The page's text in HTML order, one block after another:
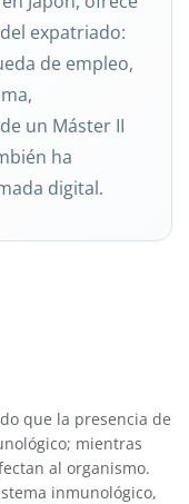
expatriado:
de empleo,
un Máster II
ha
digital.
que la presencia de
mientras
al organismo.
inmunológico,